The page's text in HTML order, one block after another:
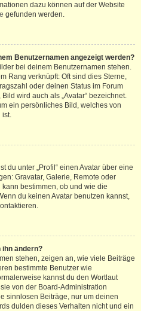
dazu können auf der Website
gefunden werden.
Benutzernamen angezeigt werden?
bei deinem Benutzernamen stehen.
Rang verknüpft: Oft sind dies Sterne,
oder deinen Status im Forum
wird auch als „Avatar“ bezeichnet.
ein persönliches Bild, welches von
ist.
du unter „Profil“ einen Avatar über eine
Gravatar, Galerie, Remote oder
bestimmen, ob und wie die
du keinen Avatar benutzen kannst,
ihn ändern?
stehen, zeigen an, wie viele Beiträge
bestimmte Benutzer wie
kannst du den Wortlaut
von der Board-Administration
sinnlosen Beiträge, nur um deinen
dulden dieses Verhalten nicht und ein